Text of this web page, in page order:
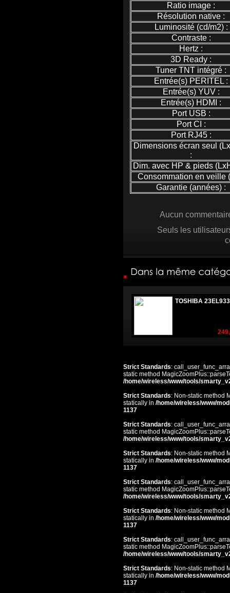
Ratio image :
Résolution native :
Luminosité (cd/m2) :
Contraste :
Hertz :
3D Ready :
Tuner TNT intégré :
Entrée(s) PERITEL :
Entrée(s) YUV :
Entrée(s) HDMI :
Port USB :
Port CI :
Port RJ45 :
Dimensions écran seul
:
Dim. avec HP & pieds
Consommation en veille
Garantie (années) :
Aucun
Seuls les
TOSHIBA
Strict Standards:
static method
/home/wireless/www/tools/
Strict Standards: Non-static method
statically in /home/wireless/www/
1137
Strict Standards:
static method
/home/wireless/www/tools/
Strict Standards: Non-static method
statically in /home/wireless/www/
1137
Strict Standards:
static method
/home/wireless/www/tools/
Strict Standards: Non-static method
statically in /home/wireless/www/
1137
Strict Standards:
static method
/home/wireless/www/tools/
Strict Standards: Non-static method
statically in /home/wireless/www/
1137